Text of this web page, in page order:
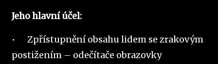
Jeho hlavní účel:
•
Zpřístupnění obsahu lidem se zrakovým
postižením – odečítače obrazovky